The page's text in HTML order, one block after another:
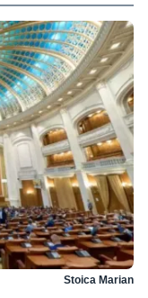
Stoica Marian